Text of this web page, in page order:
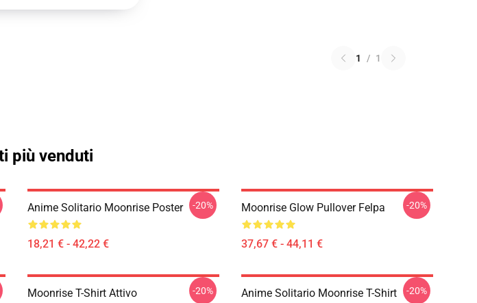
1 / 1
più venduti
Anime Solitario Moonrise Poster
18,21 € - 42,22 €
-20% Moonrise Glow Pullover Felpa
37,67 € - 44,11 €
-20%
Moonrise T-Shirt Attivo -20%
Anime Solitario Moonrise T-Shirt
-20%